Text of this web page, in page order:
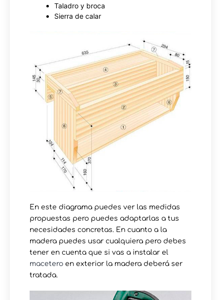
Taladro y broca
Sierra de calar
En este diagrama puedes ver las medidas
propuestas pero puedes adaptarlas a tus
necesidades concretas. En cuanto a la
madera puedes usar cualquiera pero debes
tener en cuenta que si vas a instalar el
macetero en exterior la madera deberá ser
tratada.